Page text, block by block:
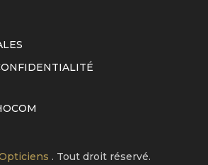
. Tout droit réservé.